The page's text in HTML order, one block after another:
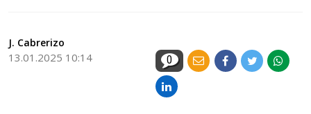
J. Cabrerizo
13.01.2025 10:14 0